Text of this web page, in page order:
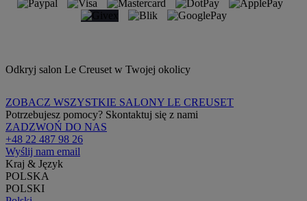
Odkryj salon Le Creuset w Twojej okolicy
ZOBACZ WSZYSTKIE SALONY LE CREUSET
Potrzebujesz pomocy? Skontaktuj się z nami
ZADZWOŃ DO NAS
+48 22 487 98 26
Wyślij nam email
Kraj & Język
POLSKA
POLSKI